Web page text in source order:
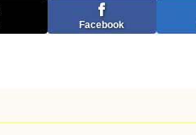
Facebook